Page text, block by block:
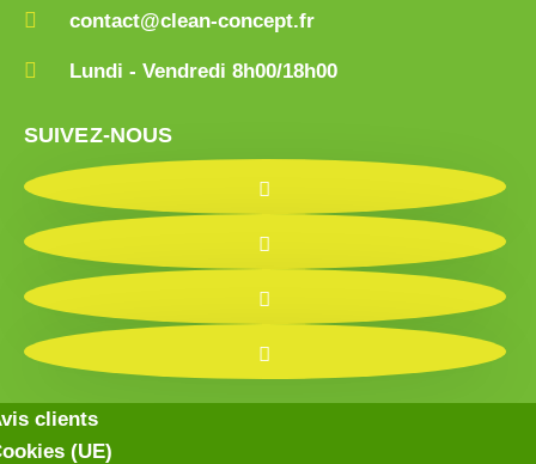
contact@clean-concept.fr
Lundi - Vendredi 8h00/18h00
SUIVEZ-NOUS
clients
(UE)